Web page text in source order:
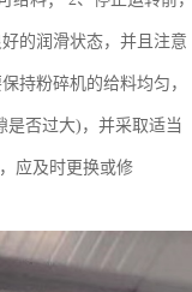
的润滑状态，并且注意
持粉碎机的给料均匀，
是否过大)，并采取适当
应及时更换或修